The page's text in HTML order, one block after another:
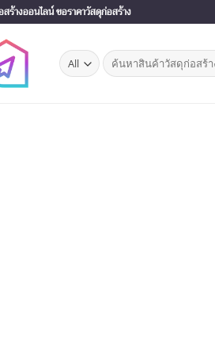
ร้างออนไลน์ ขอราคาวัสดุก่อสร้าง
Search
for: